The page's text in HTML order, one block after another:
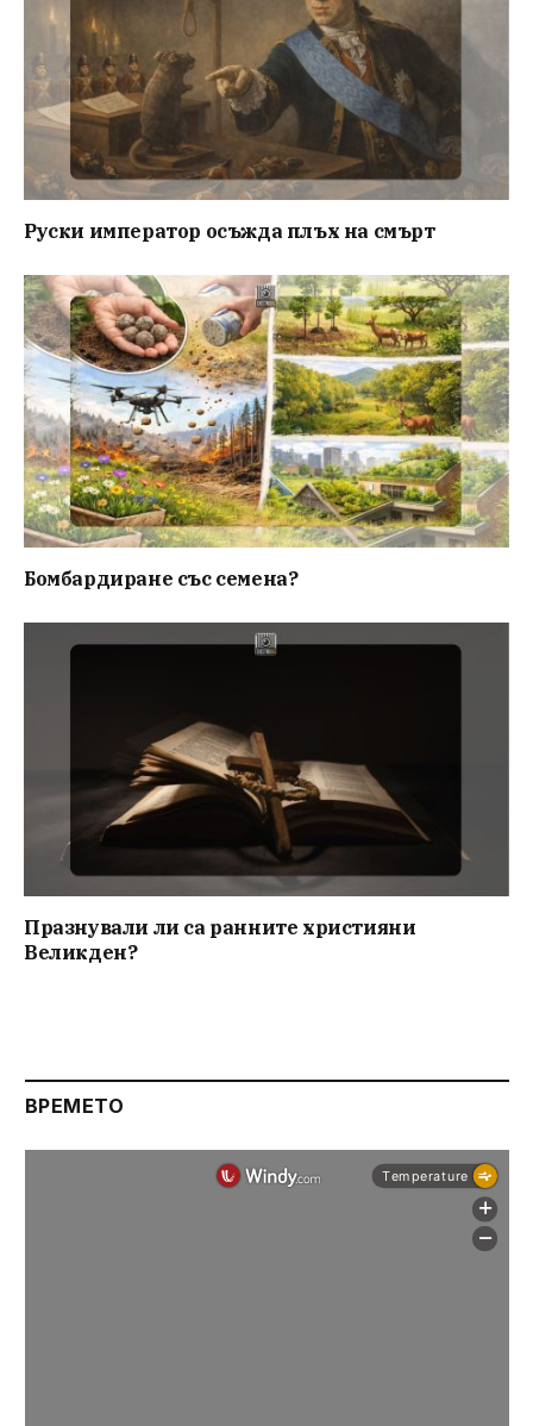
Руски император осъжда плъх на смърт
Бомбардиране със семена?
Празнували ли са ранните християни
Великден?
ВРЕМЕТО